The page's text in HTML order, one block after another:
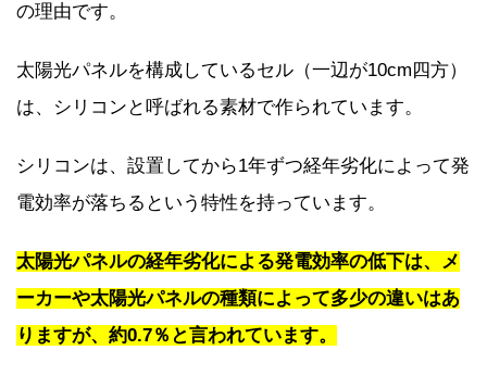
の理由です。
太陽光パネルを構成しているセル（一辺が10cm四方）
は、シリコンと呼ばれる素材で作られています。
シリコンは、設置してから1年ずつ経年劣化によって発
電効率が落ちるという特性を持っています。
太陽光パネルの経年劣化による発電効率の低下は、メ
ーカーや太陽光パネルの種類によって多少の違いはあ
りますが、約0.7％と言われています。